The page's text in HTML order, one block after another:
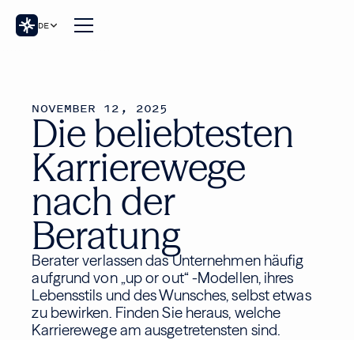
DE
NOVEMBER 12, 2025
Die beliebtesten
Karrierewege
nach der
Beratung
Berater verlassen das Unternehmen häufig
aufgrund von „up or out“ -Modellen, ihres
Lebensstils und des Wunsches, selbst etwas
zu bewirken. Finden Sie heraus, welche
Karrierewege am ausgetretensten sind.